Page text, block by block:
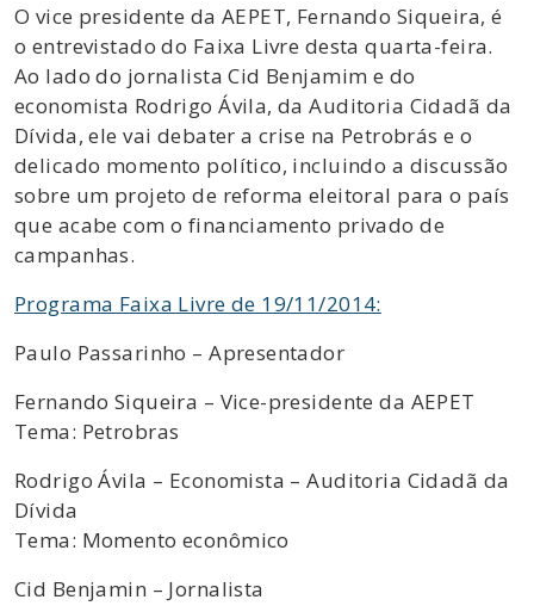
O vice presidente da AEPET, Fernando Siqueira, é
o entrevistado do Faixa Livre desta quarta-feira.
Ao lado do jornalista Cid Benjamim e do
economista Rodrigo Ávila, da Auditoria Cidadã da
Dívida, ele vai debater a crise na Petrobrás e o
delicado momento político, incluindo a discussão
sobre um projeto de reforma eleitoral para o país
que acabe com o financiamento privado de
campanhas.
Programa Faixa Livre de 19/11/2014:
Paulo Passarinho – Apresentador
Fernando Siqueira – Vice-presidente da AEPET
Tema: Petrobras
Rodrigo Ávila – Economista – Auditoria Cidadã da
Dívida
Tema: Momento econômico
Cid Benjamin – Jornalista